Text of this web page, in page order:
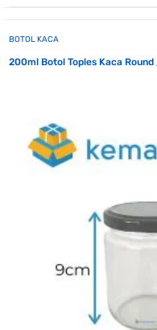
BOTOL KACA
200ml Botol Toples Kaca